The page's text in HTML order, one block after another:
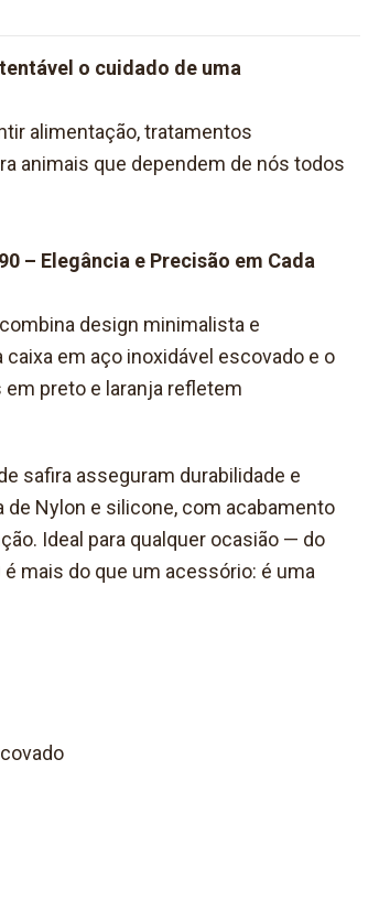
o cuidado de uma
alimentação, tratamentos
animais que dependem de nós todos
– Elegância e Precisão em Cada
design minimalista e
em aço inoxidável escovado e o
preto e laranja refletem
safira asseguram durabilidade e
Nylon e silicone, com acabamento
Ideal para qualquer ocasião — do
mais do que um acessório: é uma